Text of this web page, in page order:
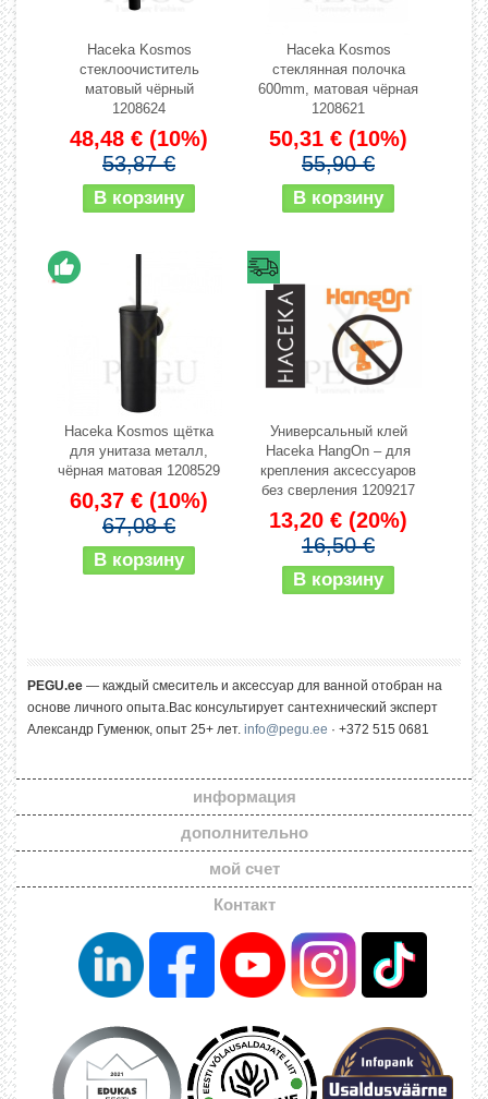
Haceka Kosmos
стеклоочиститель
матовый чёрный
1208624
48,48 € (10%)
53,87 €
Haceka Kosmos
стеклянная полочка
600mm, матовая чёрная
1208621
50,31 € (10%)
55,90 €
Haceka Kosmos щётка
для унитаза металл,
чёрная матовая 1208529
60,37 € (10%)
67,08 €
Универсальный клей
Haceka HangOn – для
крепления аксессуаров
без сверления 1209217
13,20 € (20%)
16,50 €
PEGU.ee — каждый смеситель и аксессуар для ванной отобран на
основе личного опыта.Вас консультирует сантехнический эксперт
Александр Гуменюк, опыт 25+ лет. info@pegu.ee · +372 515 0681
информация
дополнительно
мой счет
Контакт